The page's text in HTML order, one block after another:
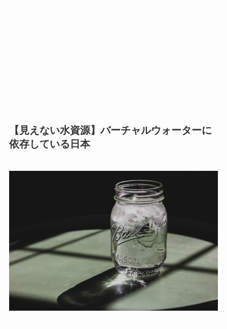
【見えない水資源】バーチャルウォーターに
依存している日本